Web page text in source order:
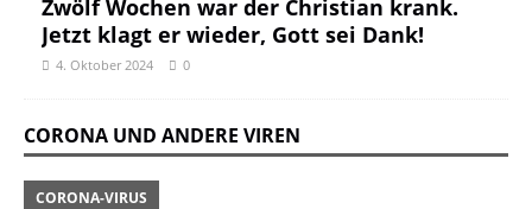
Zwölf Wochen war der Christian krank.
Jetzt klagt er wieder, Gott sei Dank!
4. Oktober 2024 0
CORONA UND ANDERE VIREN
CORONA-VIRUS